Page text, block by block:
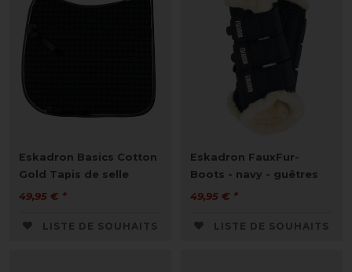
Eskadron Basics Cotton
Gold Tapis de selle
49,95 € *
LISTE DE SOUHAITS
Eskadron FauxFur-
Boots - navy - guêtres
49,95 € *
LISTE DE SOUHAITS